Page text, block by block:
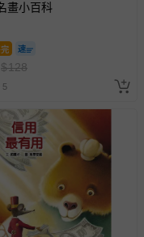
即將逾期（例如生鮮
名貼等）。
拆封、使用，則酌收整
體（例如 DVD、CD
經提供即為完成之線
（例如線上課程、遊
畫小百科
完
$128
5